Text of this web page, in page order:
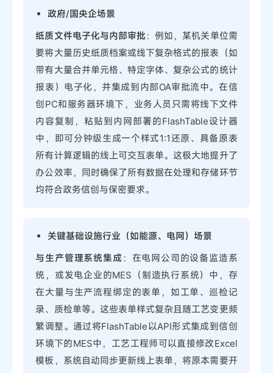
政府/国央企场景
纸质文件电子化与内部审批 ：例如，某机关单位需
要将大量历史纸质档案或线下复杂格式的报表（如
带有大量合并单元格、特定字体、复杂公式的统计
报表）电子化，并集成到内部OA审批流中。在信
创PC和服务器环境下，业务人员只需将线下文件
内容复制，粘贴到内网部署的FlashTable设计器
中，即可分钟级生成一个样式1:1还原、具备原表
所有计算逻辑的线上可交互表单。这极大地提升了
办公效率，同时确保了所有数据在处理和存储环节
均符合政务信创与保密要求。
关键基础设施行业（如能源、电网）场景
与生产管理系统集成 ：在电网公司的设备监造系
统，或发电企业的MES（制造执行系统）中，存
在大量与生产流程绑定的表单，如工单、巡检记
录、质检单等。这些表单样式复杂且随工艺变更频
繁调整。通过将FlashTable以API形式集成到信创
环境下的MES中，工艺工程师可以直接修改Excel
模板，系统自动同步更新线上表单，将原本需要开